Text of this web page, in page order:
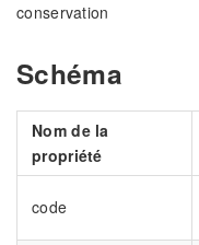
conservation
Schéma
Nom de la
propriété
code